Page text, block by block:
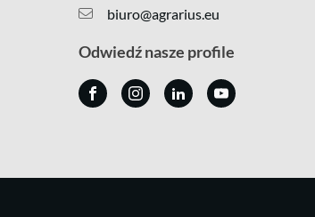
biuro@agrarius.eu
Odwiedź nasze profile